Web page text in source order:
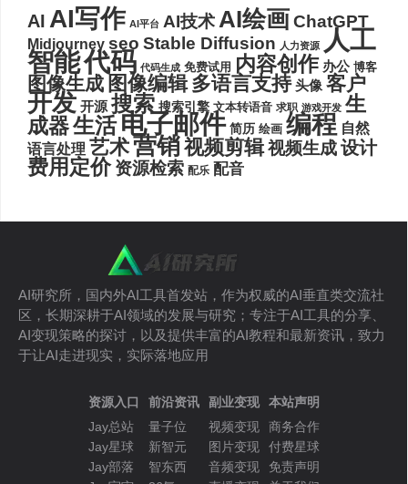
AI AI写作 AI平台 AI技术AI绘画ChatGPT
Midjourney seo Stable Diffusion 人力资源 人工
智能代码 代码生成 免费试用 内容创作 办公 博客
图像生成 图像编辑 多语言支持 头像 客户
开发 开源 搜索 搜索引擎 文本转语音 求职 游戏开发 生
成器生活电子邮件 简历 绘画 编程 自然
语言处理 艺术营销视频剪辑视频生成设计
费用定价 资源检索 配乐 配音
AI研究所，国内外AI工具首发站，作为权威的AI垂直类交流社
区，长期深耕于AI领域的发展与研究；专注于AI工具的分享、
AI变现策略的探讨，以及提供丰富的AI教程和最新资讯，致力
于让AI走进现实，实际落地应用
资源入口
Jay总站
Jay星球
Jay部落
前沿资讯
量子位
新智元
智东西
副业变现
视频变现
图片变现
音频变现
本站声明
商务合作
付费星球
免责声明